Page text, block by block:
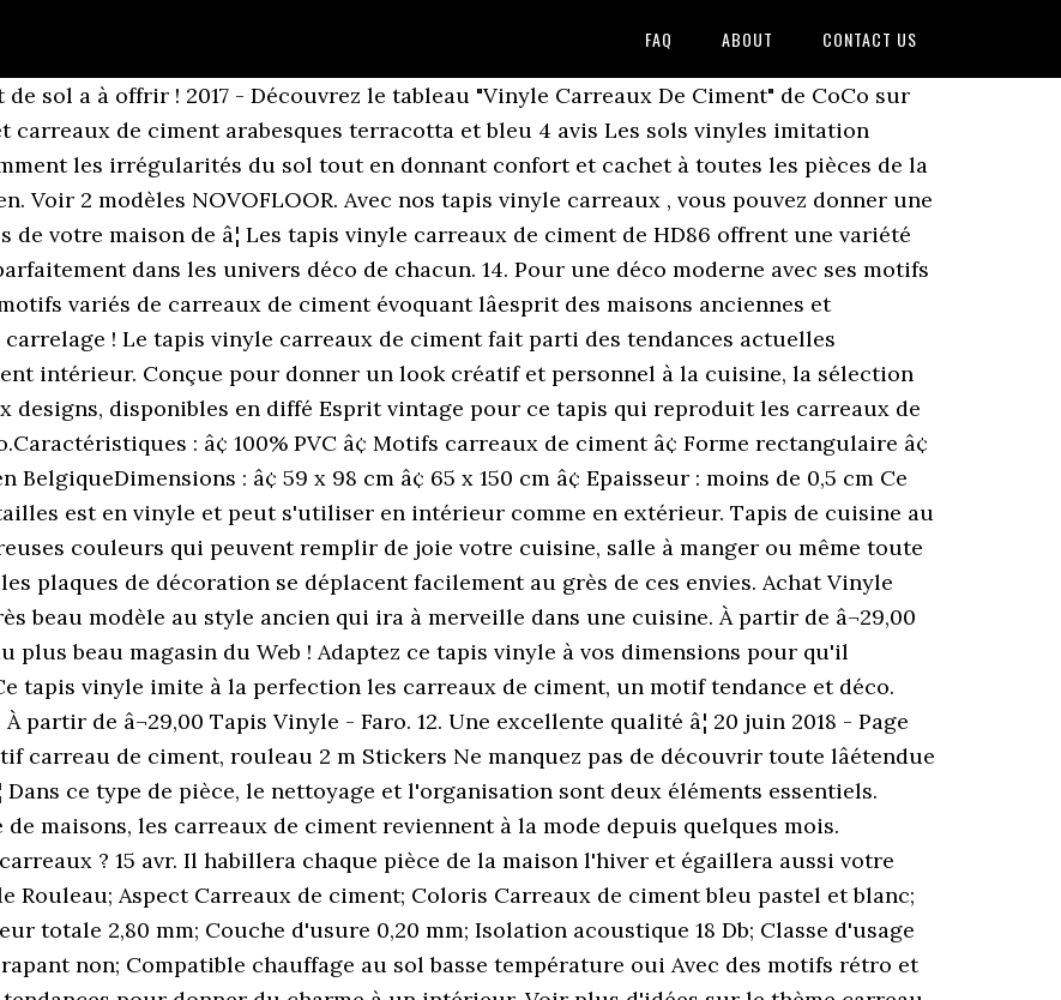
FAQ ABOUT CONTACT US
température oui Avec des motifs rétro et colorés, les carreaux de ciment sont très tendances pour donner du charme à un intérieur. Voir plus d'idées sur le thème carreau de ciment, vinyle carreaux de ciment, ciment. Ces carreaux de ciment dans des tons verts et prunes. tapis vinyle carreaux de ciment cordoba gris. Le tapis carreaux de ciment Simen. Panorama Tapis du Sol Vinyle Carreaux de Ciments Bleu 2 Rond 150x150 cm - Tapis de Cuisine en PVC Linoléum Vinyle- Antidérapant Lavable Ignifuge - Tapis pour Cuisine Bureau Salon - Protection du Sol. Grand choix â¦ Tapis Vinyle Sur mesure - Carreaux de Ciment - Eugénie de Ciment Factory. Tapis lavable facilement et de bonne longévité. Le sticker sol carreaux de ciment ne laisse aucune trace lors du retrait le premier mois.Au bout de trois ans, si vous décollez votre sticker carrelage sol, il est possible que des traces de colle apparaissent.Il suffit d'utiliser un dissolvant ou de l'eau chaude pour les nettoyer. Cet autocollant imitation carreaux de ciment offre des motifs et des couleurs délicates, ce sticker motif carreaux de ciment fera de votre intérieur un coin de paradis très cocooning et trè. Retrouvez ci-après nos 140 offres, marques, références et promotions en stock prêtes à être livrées rapidement dans nos magasins les plus proches de chez vous. Carreaux de ciment pour la cuisine coloris vert et prune. Oubliez les grands travaux grâce à nos stickers carrelage résistants & tendance ! Tapis vinyle carreaux de ciment 180 : la sélection produits Leroy Merlin de ce mardi au meilleur prix ! Ils permettent dâobtenir un look unique dans une habitation, et elles offrent aussi une ornementation agréable. Fabrication Française. Vu sur M6 Tapis Vinyle - Carreaux de ciment. Véritable tendance dans lâunivers de la décoration dâintérieur, le lino carreaux de ciment a su se faire une place dans les foyers. Tapis vinyle carreaux de ciment 180 . À partir de â¬29,00 Tapis Vinyle - Nazare. Découvrez notre Tapis Vinyle - Carreaux de ciment naturel Échantillon à la demande | Paiement en 3X sans frais Avec ces tapis en vinyle imitation carreaux de ciment, succombez à la tendance ! Tapis en vinyle carreaux de ciment Qui ne veut pas aujourd'hui de solutions bon marché pouvant reproduire les carreaux, et maintenant, c'est plus simple que jamais! Vinyle, carrelage, papier peint ou dalles adhésives se déclinent en couleurs et en motifs pour booster la déco de votre intérieur. Nos tapis carreaux de ciment sont conçus pour les fans de ce matériau qui, au fil du temps, s'est fait une place de premier choix en tant qu'élément de décoration d'intérieur.Nos tapis au design moderne sont la réponse idéale à ceux qui souhaitent apporter une touche tendance à leur habitation, sans pour autant devoir refaire toute la déco. 13. Inspiré par la beauté subtile du carrelage marocain, les carreaux de ciment trouvent de nouveau de place dans nos espaces de vie modernes.Cette fois-ci sous une forme plus facile à installer, à entretenir et moins coûteuse. Piochez parmi nos meubles et objets déco et faites le plein dâinspiration ! Découvrez 10 modèles de revêtements imitation carreaux de ciment pour changer d'ambiance. Les tapis de sol en vinyle ou encore tapis de sol PVC ont tout pour plaire. Très prisés pour leur aspect authentique, les carreaux de ciment confèrent une atmosphère rétro chic à votre déco. Esprit vintage pour ce tapis qui reproduit les carreaux de ciment qui font leur grand retour en déco.Caractéristiques : â¢ 100% PVC â¢ Motifs carreaux de ciment â¢ Forme rectangulaire â¢ Entretien facile â¢ 2 coloris â¢ Fabriqué en BelgiqueDimensions : â¢ 59 x 98 cm â¢ 65 x 150 cm â¢ Epaisseur : moins de 0,5 cm Le sol PVC permet une mise en Åuvre rapide et aisée sans faire de â¦ Tapis Vinyle Olga . Aujourd'hui mercredi 9 décembre 2020, faites vous plaisir grâce à notre sélection Vinyle carreaux de ciment pas cher ! Tapis vinyle - Carreaux de ciment noir (2) Livraison gratuite. Il est facile à entretenir d'un coup d'éponge, tient bien au sol grâce à un dos antidérapant. VISTA est la nouvelle collection de tapis d'appoint fabriqués en Italie en images 100% vinyle et HD. À partir de 37,50 â¬ Voir la fiche produit Ajouter au panier. 3,4 sur 5 étoiles 9. Pensez aux revêtements imitation carreaux de ciment ! Le sol vinyle imitation carreau de ciment fait son grand retour ! Tapis vinyle - Carreaux Ciment Chiné . Effet 3D pour ces carreaux de ciment Aperçu rapide. Il sâagit également dâune solution particulièrement adaptée pour les locataires qui ne peuvent pas se lancer dans des travaux « lourds » dans le logement quâils occupent. Une manière simple de transformer votre intérieur.Le décor de ces dalles imite un sol décoratif classique en carreaux de ciment noirs et blancs. Lino carreaux de ciment : Une imitation à couper le souffle ! De plus en plus de fabricants proposent des revêtements de sol en vinyle effet carreaux de ciment. Matière innovante. Vu sur M6 Découvrez notre gamme de revêtements de sol PVC imitation carreau de ciment. Issus du lino cher à nos aînés et aux années 70, le vinyle est un revêtement de sol synthétique facile à poser et à entretenir. Pour une déco moderne avec ses motifs carreaux de ciment. Tapis lavable facilement et de bonne longévité. A partir de 54 â¬ 90. Carrelage autocollant pour le sol ou stickers muraux imitation carreaux de ciment, décorez et redécorez votre intérieur deviendra facile ! Et comme vous allez le constater avec les exemples ci-dessous, lâillusion est parfaite. Accueil âº Tapis Vinyle - Carreaux de ciment. Votre sol, carrelage, lino, parquet ou autre ne sera pas abîmé. Tapis Vinyle - Porto. Le tapis carreaux de ciment Simen. Plus besoin d'aspirateur, le sol est joliment décoré et protégé grâce au tapis vinyle. Lâeffet âcube en 3Dâ très graphique de ce sol. Tapis en vinyle motifs carreaux de ciment 60x199 ALMA sur Maisons du Monde. Carreaux avec effet cube 3D. Ce retour du tapis vinyle est lié à la demande concernant lâeffet imitation carreaux de ciments.Le tapis vinyle permet dâoffrir un rendu proche de ce quâil serait possible dâavoir avec de vrais carreaux de ciments, le tout à moindre coût ! Changez le style de votre sol avec un revêtement en PVC adhésif extrêmement fonctionnel et facile à poser. Tapis vinyle carreaux de ciment. Esprit vintage pour ce tapis qui reproduit les carreaux de ciment qui font leur grand retour en déco.Caractéristiques : â¢ 100% PVC â¢ Motifs carreaux de ciment â¢ Forme rectangulaire â¢ Entretien facile â¢ 2 coloris â¢ Fabriqué en BelgiqueDimensions : â¢ 59 x 98 cm â¢ 65 x 150 cm â¢ Epaisseur : moins de 0,5 cm Envie de relooker votre int